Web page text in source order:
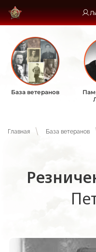
База ветеранов
Главная База ветеранов